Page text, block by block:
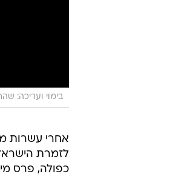
בימוי ועריכה:
אחרי עשרות
לזמרת